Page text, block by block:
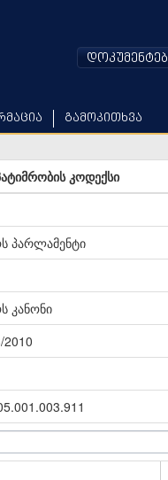
გამოკითხვა
კოდექსი
პარლამენტი
კანონი
2010